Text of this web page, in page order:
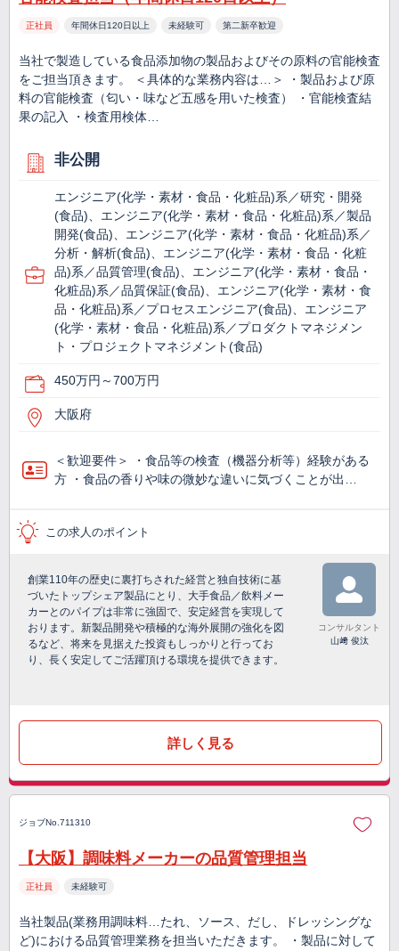
正社員 年間休日120日以上 未経験可 第二新卒歓迎
当社で製造している食品添加物の製品およびその原料の官能検査
をご担当頂きます。 ＜具体的な業務内容は…＞ ・製品および原
料の官能検査（匂い・味など五感を用いた検査） ・官能検査結
果の記入 ・検査用検体…
非公開
エンジニア(化学・素材・食品・化粧品)系／研究・開発
(食品)、エンジニア(化学・素材・食品・化粧品)系／製品
開発(食品)、エンジニア(化学・素材・食品・化粧品)系／
分析・解析(食品)、エンジニア(化学・素材・食品・化粧
品)系／品質管理(食品)、エンジニア(化学・素材・食品・
化粧品)系／品質保証(食品)、エンジニア(化学・素材・食
品・化粧品)系／プロセスエンジニア(食品)、エンジニア
(化学・素材・食品・化粧品)系／プロダクトマネジメン
ト・プロジェクトマネジメント(食品)
450万円～700万円
大阪府
＜歓迎要件＞ ・食品等の検査（機器分析等）経験がある
方 ・食品の香りや味の微妙な違いに気づくことが出…
この求人のポイント
創業110年の歴史に裏打ちされた経営と独自技術に基
づいたトップシェア製品にとり、大手食品／飲料メー
カーとのパイプは非常に強固で、安定経営を実現して
おります。新製品開発や積極的な海外展開の強化を図
るなど、将来を見据えた投資もしっかりと行ってお
り、長く安定してご活躍頂ける環境を提供できます。
コンサルタント
山﨑 俊汰
詳しく見る
ジョブNo.711310
【大阪】調味料メーカーの品質管理担当
正社員 未経験可
当社製品(業務用調味料…たれ、ソース、だし、ドレッシングな
ど)における品質管理業務を担当いただきます。 ・製品に対して